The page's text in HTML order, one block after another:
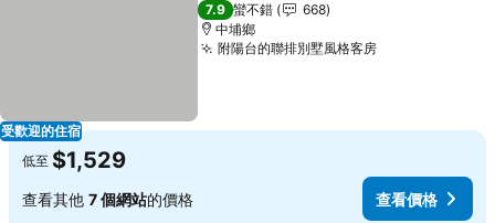
受歡迎的住宿
7.9 蠻不錯
668
中埔鄉
附陽台的聯排別墅風格客房
低至 $1,529
查看其他 7 個網站的價格 查看價格